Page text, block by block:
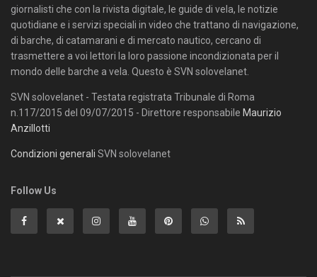
giornalisti che con la rivista digitale, le guide di vela, le notizie
quotidiane e i servizi speciali in video che trattano di navigazione,
di barche, di catamarani e di mercato nautico, cercano di
trasmettere a voi lettori la loro passione incondizionata per il
mondo delle barche a vela. Questo è SVN solovelanet.
SVN solovelanet - Testata registrata Tribunale di Roma
n.117/2015 del 09/07/2015 - Direttore responsabile Maurizio
Anzillotti
Condizioni generali SVN solovelanet
Follow Us